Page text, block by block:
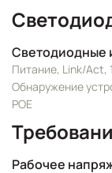
Светодиодные
Питание, Link/Act,
Обнаружение
POE
Рабочее